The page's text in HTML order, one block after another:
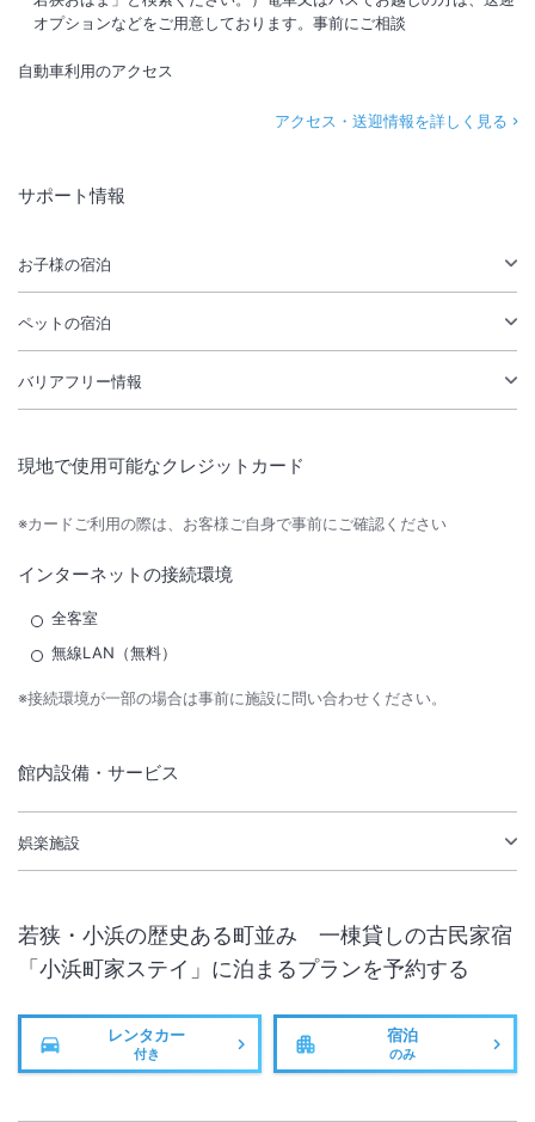
オプションなどをご用意しております。事前にご相談
自動車利用のアクセス
アクセス・送迎情報を詳しく見る
サポート情報
お子様の宿泊
ペットの宿泊
バリアフリー情報
現地で使用可能なクレジットカード
※カードご利用の際は、お客様ご自身で事前にご確認ください
インターネットの接続環境
全客室
無線LAN（無料）
※接続環境が一部の場合は事前に施設に問い合わせください。
館内設備・サービス
娯楽施設
若狭・小浜の歴史ある町並み 一棟貸しの古民家宿
「小浜町家ステイ」 に泊まるプランを予約する
レンタカー
付き
宿泊
のみ